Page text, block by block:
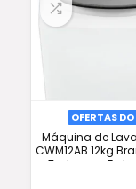
OFERTAS
Máquina de
CWM12AB 12kg
Tudo com Frete